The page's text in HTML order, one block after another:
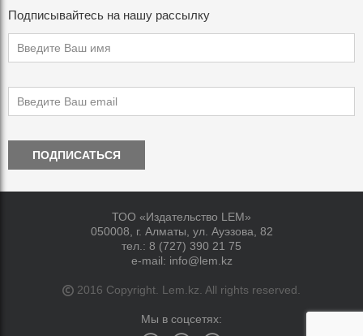
Подписывайтесь на нашу рассылку
ПОДПИСАТЬСЯ
ТОО «Издательство LEM»
050008, г. Алматы, ул. Ауэзова, 82
тел.: 8 (727) 390 21 75
e-mail: info@lem.kz
2016 Copyright. Lem.kz. All rights reserved.
Мы в соцсетях: